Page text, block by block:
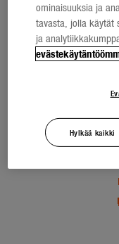
ominaisuuksia ja
tavasta, jolla käytät
ja
Hylkää kaikki